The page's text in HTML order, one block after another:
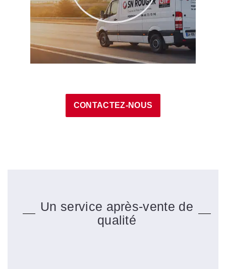
CONTACTEZ-NOUS
Un service après-vente de
qualité